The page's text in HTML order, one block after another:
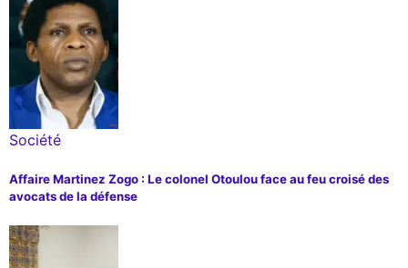
Société
Affaire Martinez Zogo : Le colonel Otoulou face au feu croisé des
avocats de la défense